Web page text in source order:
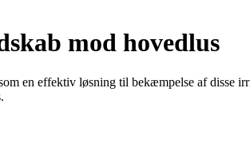
mod hovedlus
en effektiv løsning til bekæmpelse af disse